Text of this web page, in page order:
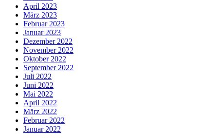
April 2023
März 2023
Februar 2023
Januar 2023
Dezember 2022
November 2022
Oktober 2022
September 2022
Juli 2022
Juni 2022
Mai 2022
April 2022
März 2022
Februar 2022
Januar 2022